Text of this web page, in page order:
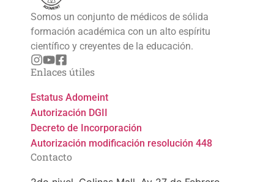
Somos un conjunto de médicos de sólida
formación académica con un alto espíritu
científico y creyentes de la educación.
Enlaces útiles
Estatus Adomeint
Autorización DGII
Decreto de Incorporación
Autorización modificación resolución 448
Contacto